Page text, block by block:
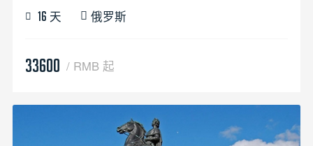
16 天 俄罗斯
33600 / RMB 起